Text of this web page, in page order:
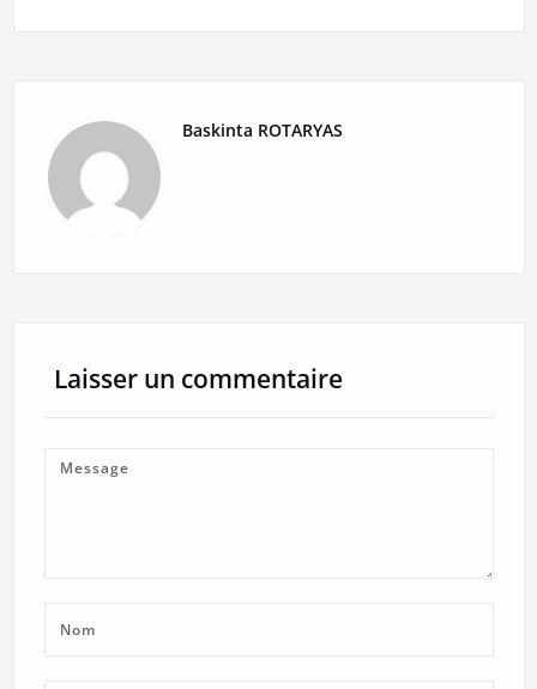
Baskinta ROTARYAS
Laisser un commentaire